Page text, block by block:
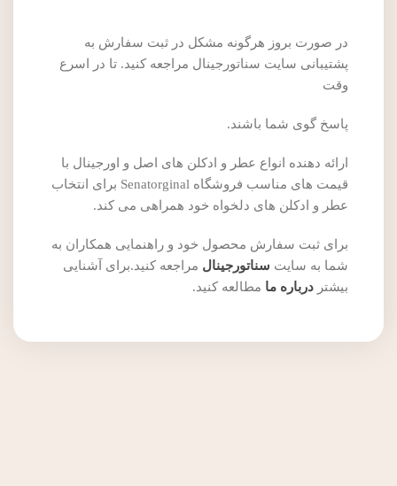
در صورت بروز هرگونه مشکل در ثبت سفارش به
پشتیبانی سایت سناتورجینال مراجعه کنید. تا در اسرع
وقت
پاسخ گوی شما باشند.
ارائه دهنده انواع عطر و ادکلن های اصل و اورجینال با
قیمت های مناسب فروشگاه Senatorginal برای انتخاب
عطر و ادکلن های دلخواه خود همراهی می کند.
برای ثبت سفارش محصول خود و راهنمایی همکاران به
شما به سایت سناتورجینال مراجعه کنید.برای آشنایی
بیشتر درباره ما مطالعه کنید.